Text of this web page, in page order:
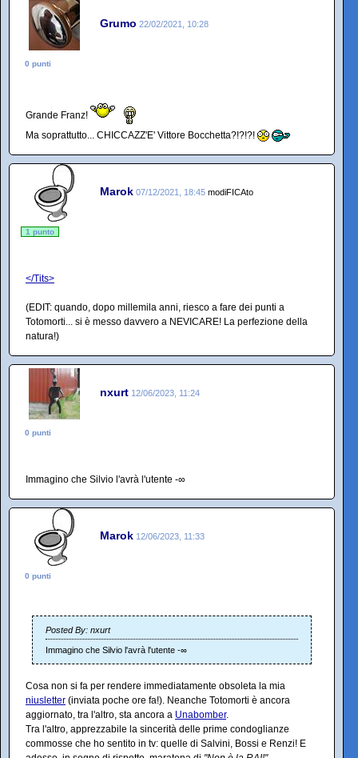
Grumo 22/02/2021, 10:28
0 punti
Grande Franz!
Ma soprattutto... CHICCAZZ'E' Vittore Bocchetta?!?!?!
Marok 07/12/2021, 18:45 modiFICAto
1 punto
</Tits>
(EDIT: quando, dopo millemila anni, riesco a fare dei punti a
Totomorti... si è messo davvero a NEVICARE! La perfezione della
natura!)
nxurt 12/06/2023, 11:24
0 punti
Immagino che Silvio l'avrà l'utente -∞
Marok 12/06/2023, 11:33
0 punti
Posted By: nxurt
Immagino che Silvio l'avrà l'utente -∞
Cosa non si fa per rendere immediatamente obsoleta la mia
niusletter (inviata poche ore fa!). Neanche Totomorti è ancora
aggiornato, tra l'altro, sta ancora a Unabomber.
Tra l'altro, apprezzabile la sincerità delle prime condoglianze
commosse che ho sentito in tv: quelle di Salvini, Bossi e Renzi! E